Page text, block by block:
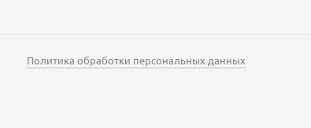
Политика обработки персональных данных